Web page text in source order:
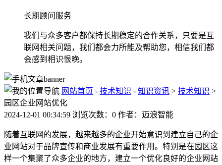
长期顾问服务
我们与众多客户都保持长期稳定的合作关系，只要是互
联网相关问题，我们都会力所能及帮助您，相信我们都
会感到相识恨晚。
网站首页 - 技术知识 - 知识资讯 > 技术知识 >
园区企业网站优化
2024-12-01 00:34:59 浏览次数：0 作者：迈浪智能
随着互联网的发展，越来越多的企业开始意识到建立自己的企
业网站对于品牌宣传和商业发展有重要作用。特别是在园区这
样一个集聚了众多企业的地方，建立一个优化良好的企业网站